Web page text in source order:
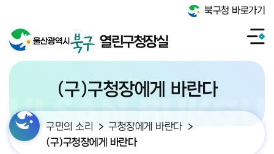
북구청 바로가기
열린구청장실
(구)구청장에게 바란다
구민의 소리
구청장에게 바란다
(구)구청장에게 바란다